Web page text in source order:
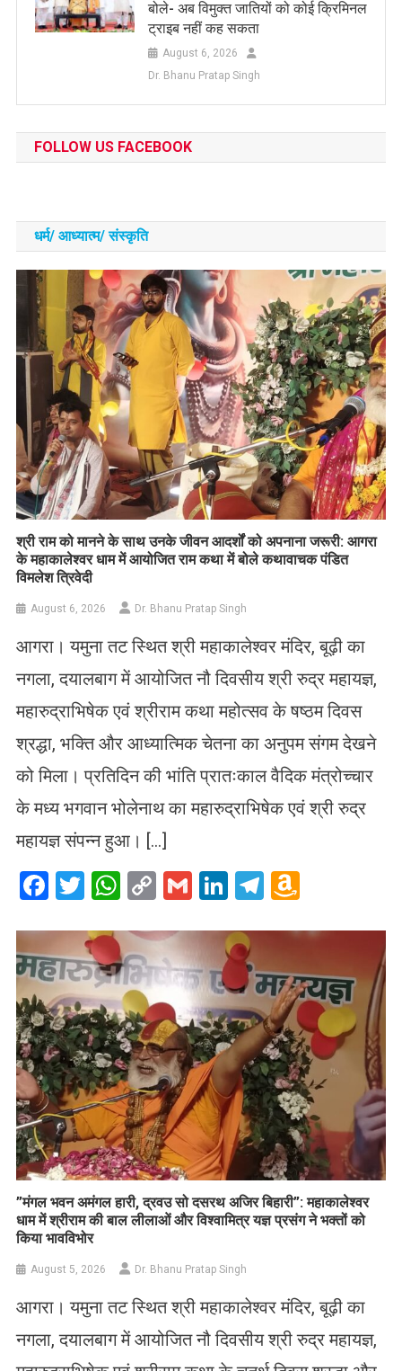
बोले- अब विमुक्त जातियों को कोई क्रिमिनल
ट्राइब नहीं कह सकता
August 6, 2026
Dr. Bhanu Pratap Singh
FOLLOW US FACEBOOK
धर्म/ आध्‍यात्‍म/ संस्‍कृति
​श्री राम को मानने के साथ उनके जीवन आदर्शों को अपनाना जरूरी: आगरा
के महाकालेश्वर धाम में आयोजित राम कथा में बोले कथावाचक पंडित
विमलेश त्रिवेदी
August 6, 2026 Dr. Bhanu Pratap Singh
आगरा। यमुना तट स्थित श्री महाकालेश्वर मंदिर, बूढ़ी का
नगला, दयालबाग में आयोजित नौ दिवसीय श्री रुद्र महायज्ञ,
महारुद्राभिषेक एवं श्रीराम कथा महोत्सव के षष्ठम दिवस
श्रद्धा, भक्ति और आध्यात्मिक चेतना का अनुपम संगम देखने
को मिला। प्रतिदिन की भांति प्रातःकाल वैदिक मंत्रोच्चार
के मध्य भगवान भोलेनाथ का महारुद्राभिषेक एवं श्री रुद्र
महायज्ञ संपन्न हुआ। […]
Facebook
Twitter
WhatsApp
CopyGmailLinkedIn
Telegram
List
​”मंगल भवन अमंगल हारी, द्रवउ सो दसरथ अजिर बिहारी”: महाकालेश्वर
धाम में श्रीराम की बाल लीलाओं और विश्वामित्र यज्ञ प्रसंग ने भक्तों को
किया भावविभोर
August 5, 2026 Dr. Bhanu Pratap Singh
आगरा। यमुना तट स्थित श्री महाकालेश्वर मंदिर, बूढ़ी का
नगला, दयालबाग में आयोजित नौ दिवसीय श्री रुद्र महायज्ञ,